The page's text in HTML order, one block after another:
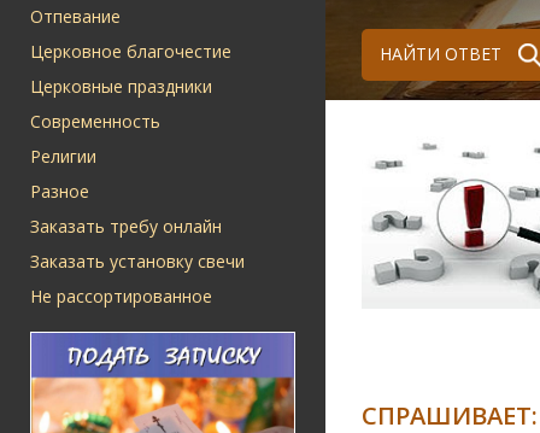
Отпевание
Церковное благочестие
Церковные праздники
Современность
Религии
Разное
Заказать требу онлайн
Заказать установку свечи
Не рассортированное
НАЙТИ ОТВЕТ
СПРАШИВАЕТ: